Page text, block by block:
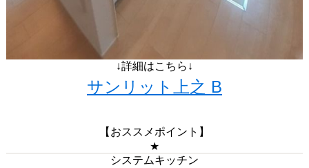
↓詳細はこちら↓
サンリット上之 B
【おススメポイント】
★
システムキッチン